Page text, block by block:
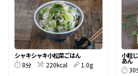
かつおだしが決め手！簡単茶碗蒸
シャキシャキ小松菜ごはん
8分
220kcal 1.0g
小粒
あん
30